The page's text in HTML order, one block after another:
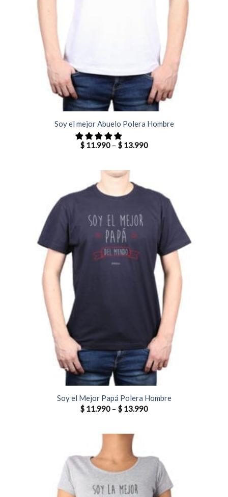
Soy el mejor Abuelo Polera Hombre
$ 11.990 – $ 13.990
Soy el Mejor Papá Polera Hombre
$ 11.990 – $ 13.990